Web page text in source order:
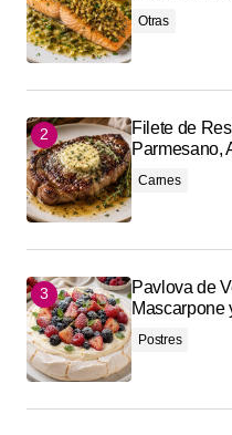
Otras
Filete de
Parmesano,
Carnes
Pavlova de
Mascarpone
Postres